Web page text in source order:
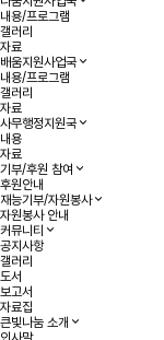
내용/프로그램
갤러리
자료
배움지원사업국
내용/프로그램
갤러리
자료
사무행정지원국
내용
자료
기부/후원 참여
후원안내
재능기부/자원봉사
자원봉사 안내
커뮤니티
공지사항
갤러리
도서
보고서
자료집
큰빛나눔 소개